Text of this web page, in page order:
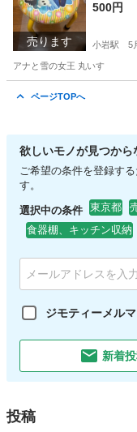
売ります
500円
小岩駅 5
アナと雪の女王 丸いす
ページTOPへ
欲しいモノが見つから
ご希望の条件を登録す
す。
選択中の条件 東京都
食器棚、キッチン収納
ジモティーメル
新着
投稿